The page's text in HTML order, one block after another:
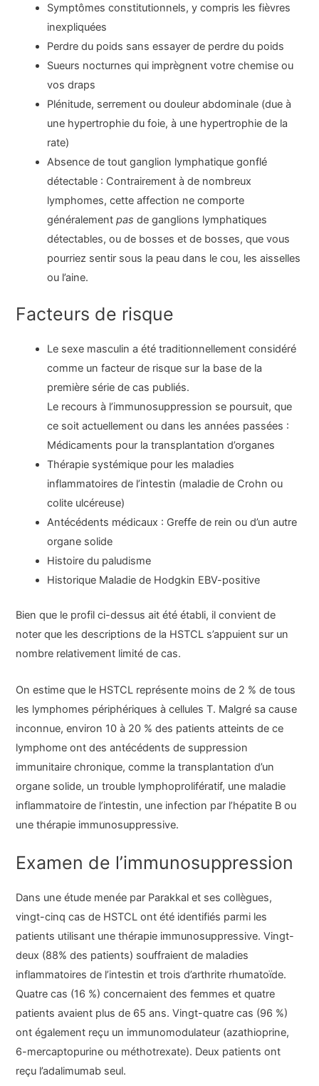
Symptômes constitutionnels, y compris les fièvres
inexpliquées
Perdre du poids sans essayer de perdre du poids
Sueurs nocturnes qui imprègnent votre chemise ou
vos draps
Plénitude, serrement ou douleur abdominale (due à
une hypertrophie du foie, à une hypertrophie de la
rate)
Absence de tout ganglion lymphatique gonflé
détectable : Contrairement à de nombreux
lymphomes, cette affection ne comporte
généralementpas de ganglions lymphatiques
détectables, ou de bosses et de bosses, que vous
pourriez sentir sous la peau dans le cou, les aisselles
ou l’aine.
Facteurs de risque
Le sexe masculin a été traditionnellement considéré
comme un facteur de risque sur la base de la
première série de cas publiés.
Le recours à l’immunosuppression se poursuit, que
ce soit actuellement ou dans les années passées :
Médicaments pour la transplantation d’organes
Thérapie systémique pour les maladies
inflammatoires de l’intestin (maladie de Crohn ou
colite ulcéreuse)
Antécédents médicaux : Greffe de rein ou d’un autre
organe solide
Histoire du paludisme
Historique Maladie de Hodgkin EBV-positive
Bien que le profil ci-dessus ait été établi, il convient de
noter que les descriptions de la HSTCL s’appuient sur un
nombre relativement limité de cas.
On estime que le HSTCL représente moins de 2 % de tous
les lymphomes périphériques à cellules T. Malgré sa cause
inconnue, environ 10 à 20 % des patients atteints de ce
lymphome ont des antécédents de suppression
immunitaire chronique, comme la transplantation d’un
organe solide, un trouble lymphoprolifératif, une maladie
inflammatoire de l’intestin, une infection par l’hépatite B ou
une thérapie immunosuppressive.
Examen de l’immunosuppression
Dans une étude menée par Parakkal et ses collègues,
vingt-cinq cas de HSTCL ont été identifiés parmi les
patients utilisant une thérapie immunosuppressive. Vingt-
deux (88% des patients) souffraient de maladies
inflammatoires de l’intestin et trois d’arthrite rhumatoïde.
Quatre cas (16 %) concernaient des femmes et quatre
patients avaient plus de 65 ans. Vingt-quatre cas (96 %)
ont également reçu un immunomodulateur (azathioprine,
6-mercaptopurine ou méthotrexate). Deux patients ont
reçu l’adalimumab seul.